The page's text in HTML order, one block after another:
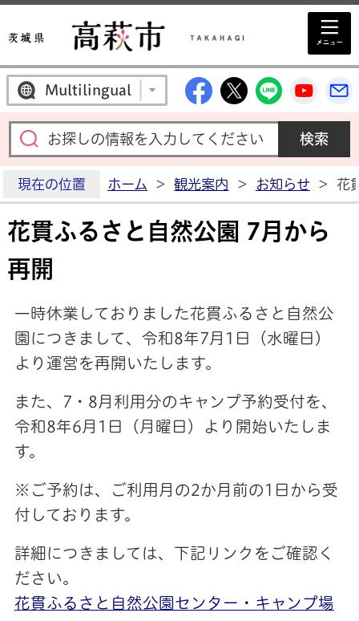
Multilingual 高萩市公式
高萩市公式X
高萩市
高
現在の位置 ホーム > 観光案内 > お知らせ > 花
花貫ふるさと自然公園 7月から
再開
一時休業しておりました花貫ふるさと自然公
園につきまして、令和8年7月1日（水曜日）
より運営を再開いたします。
また、7・8月利用分のキャンプ予約受付を、
令和8年6月1日（月曜日）より開始いたしま
す。
※ご予約は、ご利用月の2か月前の1日から受
付しております。
詳細につきましては、下記リンクをご確認く
ださい。
花貫ふるさと自然公園センター・キャンプ場